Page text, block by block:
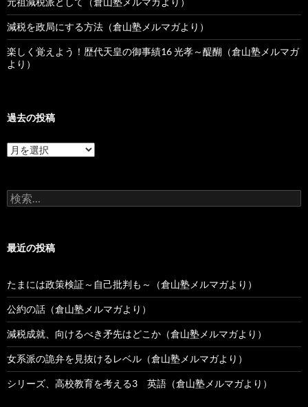
減税を政局にする方法（倉山塾メルマガより）
楽しく覚えよう！歴代天皇の御事績16 光孝～醍醐（倉山塾メルマガ
より）
過去の投稿
過
去
稿
検
索:
最近の投稿
たまには政策検証～自己批判も～（倉山塾メルマガより）
公約の話（倉山塾メルマガより）
減税成就、向けるべき矛先はどこか（倉山塾メルマガより）
女系派の詭弁を見抜けるレベル（倉山塾メルマガより）
シリーズ、高校教育を考える3 英語（倉山塾メルマガより）